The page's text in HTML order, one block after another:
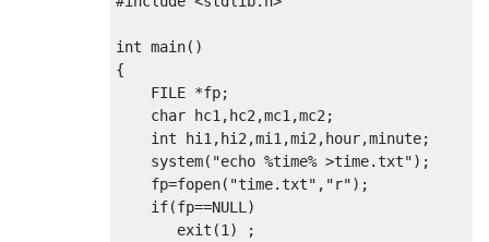
int main()
{
FILE *fp;
char hc1 ,hc2 ,mc1 ,mc2 ;
int hi1 ,hi2 ,mi1 ,mi2 ,hour,minute;
    system
( "echo %time% >time.txt");
    fp
=fopen( "time.txt" , "r");
if(fp==NULL )
       exit
(1 )
;